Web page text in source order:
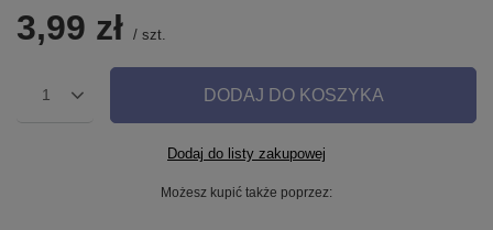
3,99 zł / szt.
1 DODAJ DO KOSZYKA
Dodaj do listy zakupowej
Możesz kupić także poprzez: